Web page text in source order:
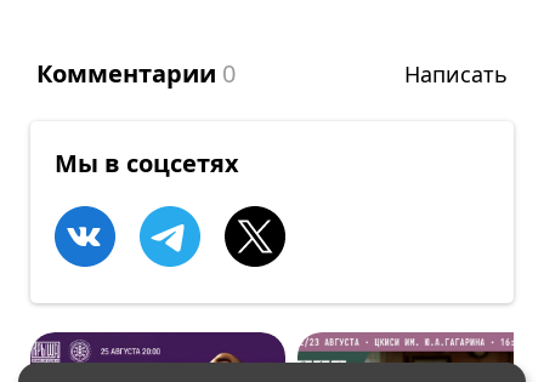
Комментарии 0 Написать
Мы в соцсетях